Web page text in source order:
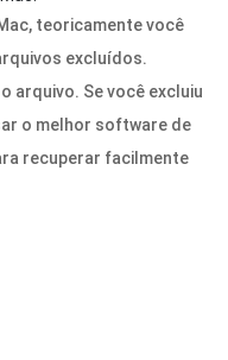
teoricamente você
excluídos.
arquivo. Se você excluiu
o melhor software de
recuperar facilmente